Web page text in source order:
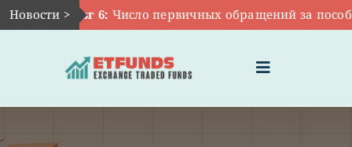
Skip
to
Новости >Авг 6:Число первичных обращений за
Toggle
Navigation